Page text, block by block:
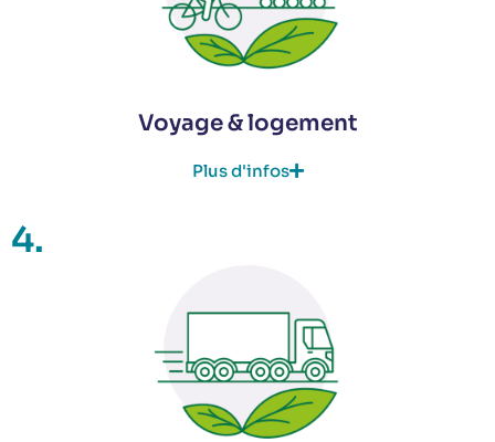
Voyage & logement
Plus d'infos
4.